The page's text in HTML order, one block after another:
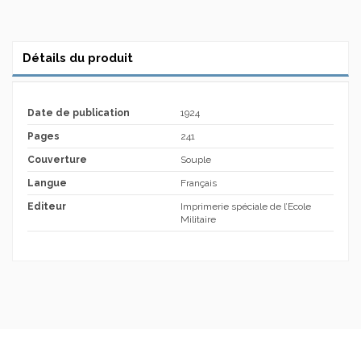
Détails du produit
Date de publication 1924
Pages 241
Couverture Souple
Langue Français
Editeur
Imprimerie spéciale de l’Ecole
Militaire